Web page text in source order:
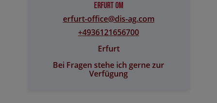
Erfurt OM
erfurt-office@​dis-ag.com
+4936121656700
Erfurt
Bei Fragen stehe ich gerne zur
Verfügung